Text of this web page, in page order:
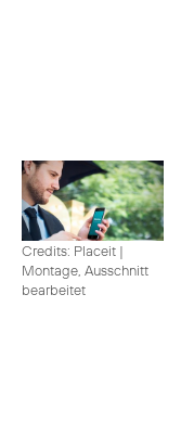
Credits: Placeit |
Montage, Ausschnitt
bearbeitet